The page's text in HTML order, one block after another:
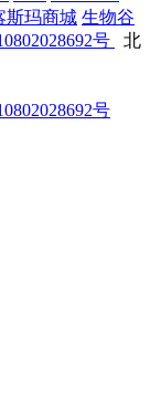
斯玛商城 生物谷
号
北
号